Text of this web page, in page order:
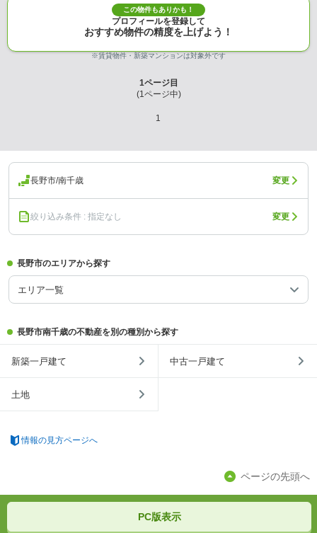
この物件もありかも！
プロフィールを登録して
おすすめ物件の精度を上げよう！
※賃貸物件・新築マンションは対象外です
1ページ目
(1ページ中)
1
長野市/南千歳 変更
絞り込み条件 : 指定なし 変更
長野市のエリアから探す
エリア一覧
長野市南千歳の不動産を別の種別から探す
新築一戸建て 中古一戸建て
土地
情報の見方ページへ
ページの先頭へ
PC版表示